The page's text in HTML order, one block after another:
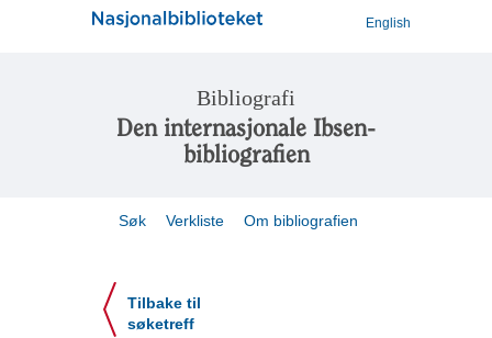
English
Bibliografi
Den internasjonale Ibsen-
bibliografien
Søk Verkliste Om bibliografien
Tilbake til
søketreff